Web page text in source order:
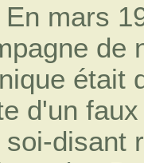
En mars
de
était
d'un
soi-disant